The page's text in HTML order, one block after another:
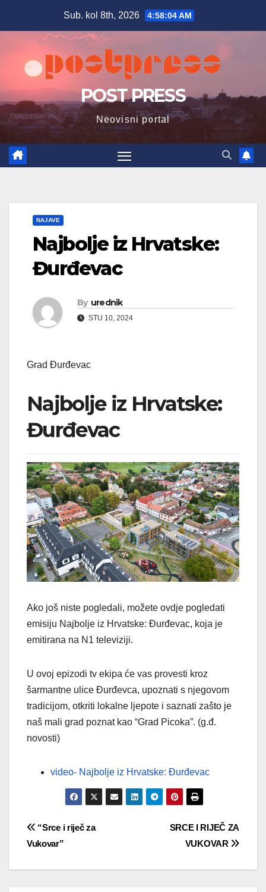
Sub. kol 8th, 2026 4:58:05 AM
POST PRESS
Neovisni portal
NAJAVE
Najbolje iz Hrvatske:
Đurđevac
By urednik
STU 10, 2024
Grad Đurđevac
Najbolje iz Hrvatske:
Đurđevac
Ako još niste pogledali, možete ovdje pogledati
emisiju Najbolje iz Hrvatske: Đurđevac, koja je
emitirana na N1 televiziji.
U ovoj epizodi tv ekipa će vas provesti kroz
šarmantne ulice Đurđevca, upoznati s njegovom
tradicijom, otkriti lokalne ljepote i saznati zašto je
naš mali grad poznat kao “Grad Picoka”. (g.đ.
novosti)
video- Najbolje iz Hrvatske: Đurđevac
Navigacija
SRCE I RIJEČ ZA
VUKOVAR
“Srce i riječ za
Vukovar”